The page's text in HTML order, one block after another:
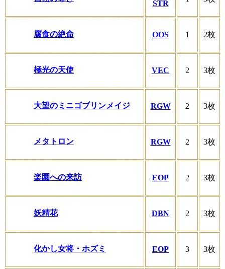
STR
腐食の絶命 OOS 1 2枚
極光の天使 VEC 2 3枚
大望のミニゴブリンメイジ RGW 2 3枚
メタトロン RGW 2 3枚
楽園への来訪 EOP 2 3枚
妖精花 DBN 2 3枚
化かし女将・ホズミ EOP 3 3枚